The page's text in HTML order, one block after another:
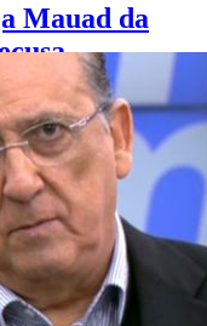
Mauad da